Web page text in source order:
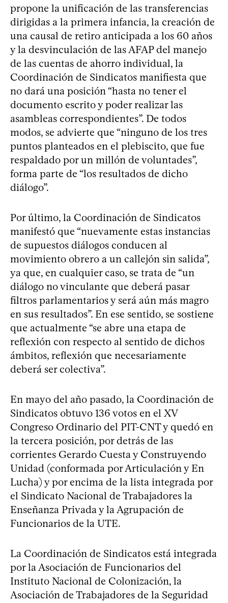
propone la unificación de las transferencias
dirigidas a la primera infancia, la creación de
una causal de retiro anticipada a los 60 años
y la desvinculación de las AFAP del manejo
de las cuentas de ahorro individual, la
Coordinación de Sindicatos manifiesta que
no dará una posición “hasta no tener el
documento escrito y poder realizar las
asambleas correspondientes”. De todos
modos, se advierte que “ninguno de los tres
puntos planteados en el plebiscito, que fue
respaldado por un millón de voluntades”,
forma parte de “los resultados de dicho
diálogo”.
Por último, la Coordinación de Sindicatos
manifestó que “nuevamente estas instancias
de supuestos diálogos conducen al
movimiento obrero a un callejón sin salida”,
ya que, en cualquier caso, se trata de “un
diálogo no vinculante que deberá pasar
filtros parlamentarios y será aún más magro
en sus resultados”. En ese sentido, se sostiene
que actualmente “se abre una etapa de
reflexión con respecto al sentido de dichos
ámbitos, reflexión que necesariamente
deberá ser colectiva”.
En mayo del año pasado, la Coordinación de
Sindicatos obtuvo 136 votos en el XV
Congreso Ordinario del PIT-CNT y quedó en
la tercera posición, por detrás de las
corrientes Gerardo Cuesta y Construyendo
Unidad (conformada por Articulación y En
Lucha) y por encima de la lista integrada por
el Sindicato Nacional de Trabajadores la
Enseñanza Privada y la Agrupación de
Funcionarios de la UTE.
La Coordinación de Sindicatos está integrada
por la Asociación de Funcionarios del
Instituto Nacional de Colonización, la
Asociación de Trabajadores de la Seguridad